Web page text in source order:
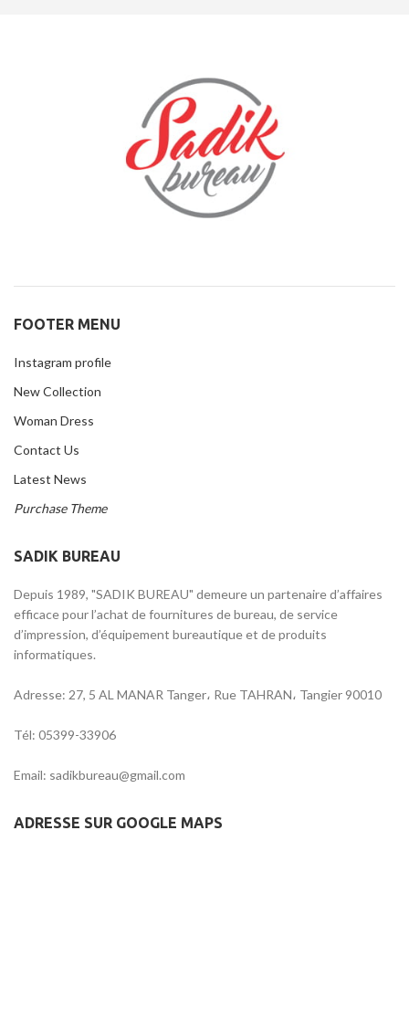
FOOTER MENU
Instagram profile
New Collection
Woman Dress
Contact Us
Latest News
Purchase Theme
SADIK BUREAU
Depuis 1989, "SADIK BUREAU" demeure un partenaire d’affaires
efficace pour l’achat de fournitures de bureau, de service
d’impression, d’équipement bureautique et de produits
informatiques.
Adresse: 27, 5 AL MANAR Tanger، Rue TAHRAN، Tangier 90010
Tél: 05399-33906
Email: sadikbureau@gmail.com
ADRESSE SUR GOOGLE MAPS